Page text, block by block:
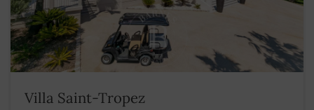
Villa Saint-Tropez